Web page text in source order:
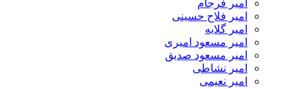
امیر فرجام
امیر فلاح حسینی
امیر گلایه
امیر مسعود امیری
امیر مسعود صدیق
امیر نشاطی
امیر نعیمی